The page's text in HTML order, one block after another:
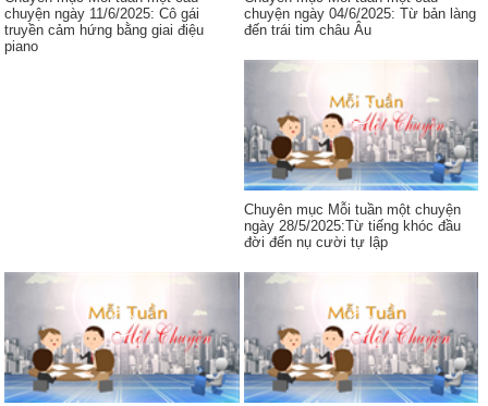
chuyện ngày 11/6/2025: Cô gái
truyền cảm hứng bằng giai điệu
piano
chuyện ngày 04/6/2025: Từ bản làng
đến trái tim châu Âu
Chuyên mục Mỗi tuần một chuyện
ngày 28/5/2025:Từ tiếng khóc đầu
đời đến nụ cười tự lập